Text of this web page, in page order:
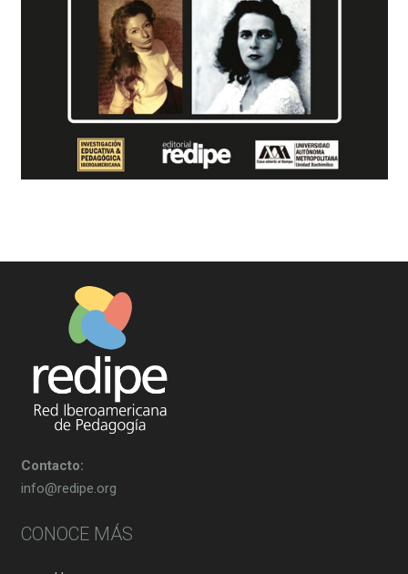
Contacto:
info@redipe.org
CONOCE MÁS